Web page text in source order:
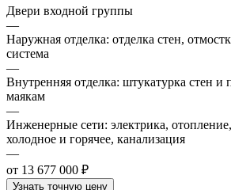
Двери входной группы
—
Наружная отделка: отделка стен,
система
—
Внутренняя отделка: штукатурка стен и
маякам
—
Инженерные сети: электрика,
холодное и горячее, канализация
—
от 13 677 000 ₽
Узнать точную цену